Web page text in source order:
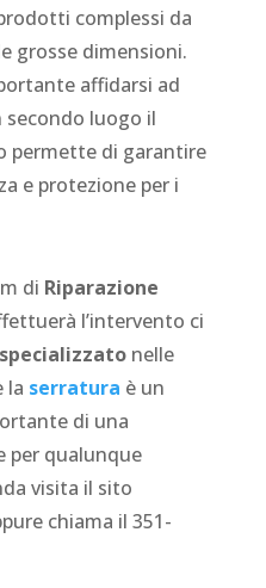
complessi da
grosse dimensioni.
affidarsi ad
secondo luogo il
permette di garantire
e protezione per i
di Riparazione
l’intervento ci
nelle
la serratura è un
di una
per qualunque
visita il sito
chiama il 351-